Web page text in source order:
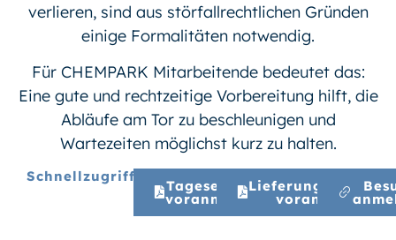
verlieren, sind aus störfallrechtlichen Gründen
einige Formalitäten notwendig.
Für CHEMPARK Mitarbeitende bedeutet das:
Eine gute und rechtzeitige Vorbereitung hilft, die
Abläufe am Tor zu beschleunigen und
Wartezeiten möglichst kurz zu halten.
Schnellzugriff
Tageseinsatz
voranmelden
Lieferung/
voranmelden